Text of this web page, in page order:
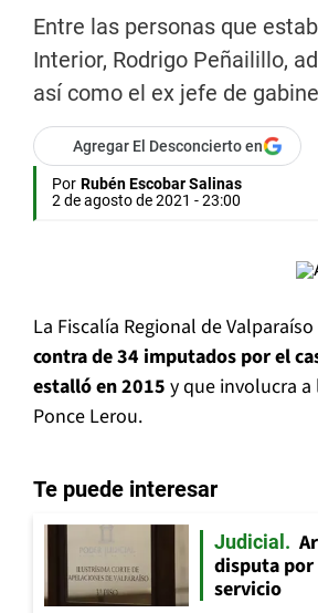
Entre las personas que
Interior, Rodrigo Peñailillo,
así como el ex jefe de
Agregar El Desconcierto en
Por Rubén Escobar Salinas
2 de agosto de 2021 - 23:00
La Fiscalía Regional de Valparaíso
contra de 34 imputados por el
estalló en 2015 y que involucra
Ponce Lerou.
Te puede interesar
Judicial
disputa por
servicio